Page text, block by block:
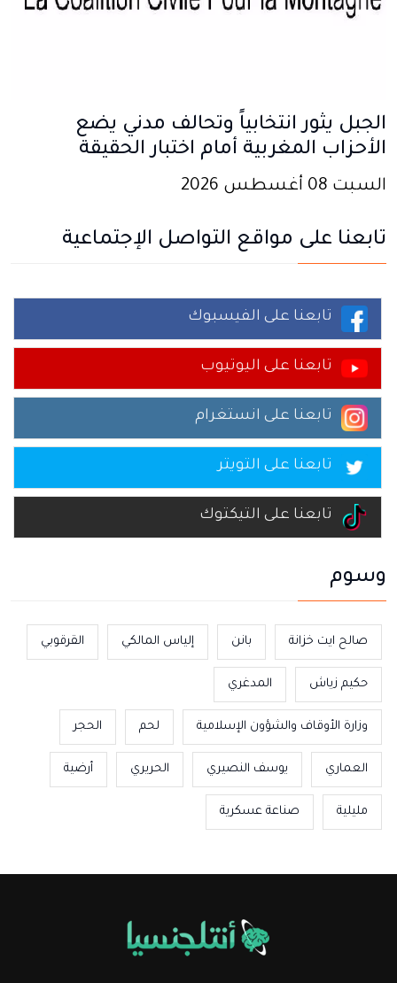
الجبل يثور انتخابياً وتحالف مدني يضع
الأحزاب المغربية أمام اختبار الحقيقة
السبت 08 أغسطس 2026
تابعنا على مواقع التواصل الإجتماعية
تابعنا على الفيسبوك
تابعنا على اليوتيوب
تابعنا على انستغرام
تابعنا على التويتر
تابعنا على التيكتوك
وسوم
صالح ايت خزانة بانن إلياس المالكي القرقوبي
حكيم زياش المدغري
وزارة الأوقاف والشؤون الإسلامية لحم الحجر
العماري يوسف النصيري الحريري أرضية
مليلية صناعة عسكرية